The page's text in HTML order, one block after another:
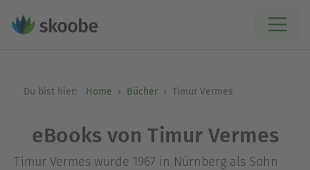
Du bist hier: Home Bücher Timur Vermes
eBooks von Timur Vermes
Timur Vermes wurde 1967 in Nürnberg als Sohn